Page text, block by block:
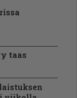
taas